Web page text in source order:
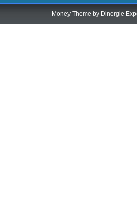
Money Theme by Dinergie